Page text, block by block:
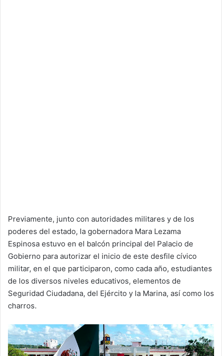
Previamente, junto con autoridades militares y de los
poderes del estado, la gobernadora Mara Lezama
Espinosa estuvo en el balcón principal del Palacio de
Gobierno para autorizar el inicio de este desfile cívico
militar, en el que participaron, como cada año, estudiantes
de los diversos niveles educativos, elementos de
Seguridad Ciudadana, del Ejército y la Marina, así como los
charros.